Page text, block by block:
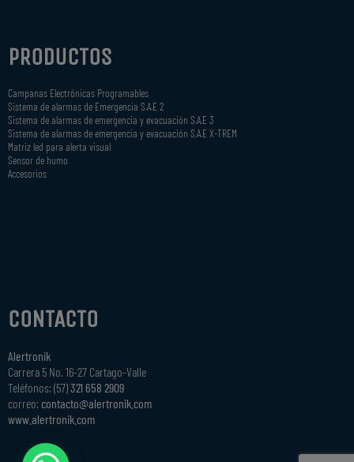
PRODUCTOS
Campanas Electrónicas Programables
Sistema de alarmas de Emergencia S.A.E 2
Sistema de alarmas de emergencia y evacuación S.A.E 3
Sistema de alarmas de emergencia y evacuación S.A.E X-TREM
Matriz led para alerta visual
Sensor de humo
Accesorios
CONTACTO
Alertronik
Carrera 5 No. 16-27 Cartago-Valle
Teléfonos: (57)321 658 2909
correo:contacto@alertronik.com
www.alertronik.com